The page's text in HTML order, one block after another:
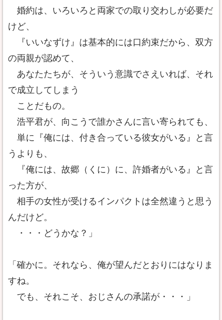
婚約は、いろいろと両家での取り交わしが必要だ
けど、
『いいなずけ』は基本的には口約束だから、双方
の両親が認めて、
あなたたちが、そういう意識でさえいれば、それ
で成立してしまう
ことだもの。
浩平君が、向こうで誰かさんに言い寄られても、
単に『俺には、付き合っている彼女がいる』と言
うよりも、
『俺には、故郷（くに）に、許婚者がいる』と言
った方が、
相手の女性が受けるインパクトは全然違うと思う
んだけど。
・・・どうかな？」
「確かに。それなら、俺が望んだとおりにはなりま
すね。
でも、それこそ、おじさんの承諾が・・・」